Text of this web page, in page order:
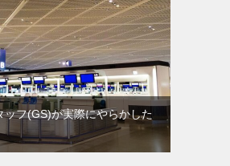
ッフ(GS)が実際にやらかした